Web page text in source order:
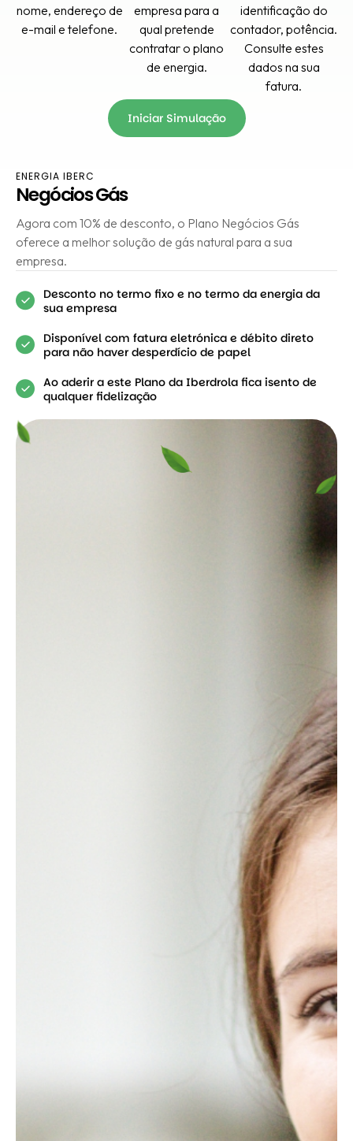
empresa para a
qual pretende
contratar o plano
de energia.
nome, endereço de
e-mail e telefone.
identificação do
contador, potência.
Consulte estes
dados na sua
fatura.
Iniciar Simulação
ENERGIA IBERC
Negócios Gás
Agora com 10% de desconto, o Plano Negócios Gás
oferece a melhor solução de gás natural para a sua
empresa.
Desconto no termo fixo e no termo da energia da
sua empresa
Disponível com fatura eletrónica e débito direto
para não haver desperdício de papel
Ao aderir a este Plano da Iberdrola fica isento de
qualquer fidelização